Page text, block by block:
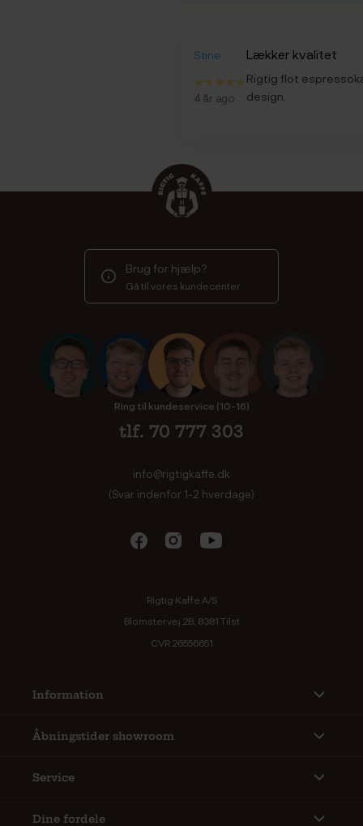
Stine
4 år ago
Lækker kvalitet
Rigtig flot
design.
Brug for hjælp?
Gå til vores kundecenter
Ring til kundeservice (10-16)
tlf. 70 777 303
info@rigtigkaffe.dk
(Svar indenfor 1-2 hverdage)
Rigtig Kaffe A/S
Blomstervej 2B, 8381 Tilst
CVR 26556651
Information
Åbningstider showroom
Service
Dine fordele